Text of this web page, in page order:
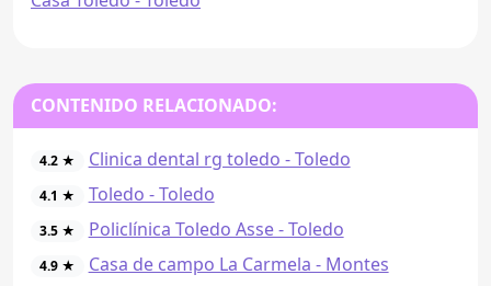
CONTENIDO RELACIONADO:
4.2 ★ Clinica dental rg toledo - Toledo
4.1 ★ Toledo - Toledo
3.5 ★ Policlínica Toledo Asse - Toledo
4.9 ★ Casa de campo La Carmela - Montes